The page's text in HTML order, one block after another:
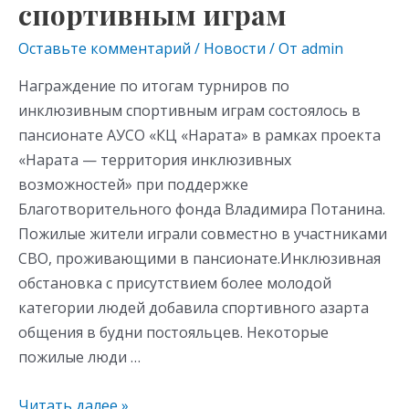
спортивным играм
Оставьте комментарий / Новости / От admin
Награждение по итогам турниров по
инклюзивным спортивным играм состоялось в
пансионате АУСО «КЦ «Нарата» в рамках проекта
«Нарата — территория инклюзивных
возможностей» при поддержке
Благотворительного фонда Владимира Потанина.
Пожилые жители играли совместно в участниками
СВО, проживающими в пансионате.Инклюзивная
обстановка с присутствием более молодой
категории людей добавила спортивного азарта
общения в будни постояльцев. Некоторые
пожилые люди …